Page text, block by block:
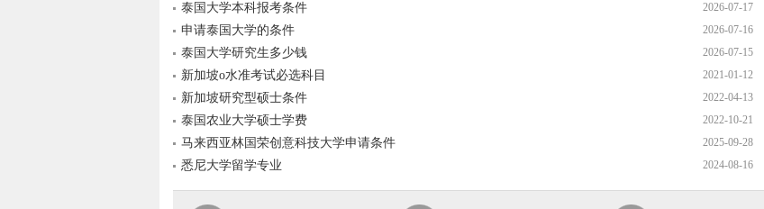
2026-07-17
泰国大学本科报考条件
2026-07-16
申请泰国大学的条件
2026-07-15
泰国大学研究生多少钱
2021-01-12
新加坡o水准考试必选科目
2022-04-13
新加坡研究型硕士条件
2022-10-21
泰国农业大学硕士学费
2025-09-28
马来西亚林国荣创意科技大学申请条件
2024-08-16
悉尼大学留学专业